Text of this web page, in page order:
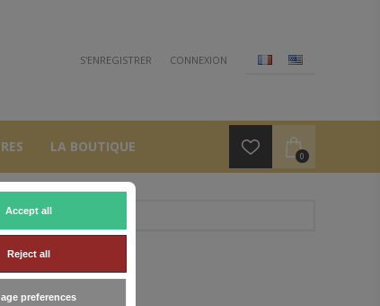
Accept all
Reject all
preferences
S'ENREGISTRER CONNEXION
LA BOUTIQUE
0